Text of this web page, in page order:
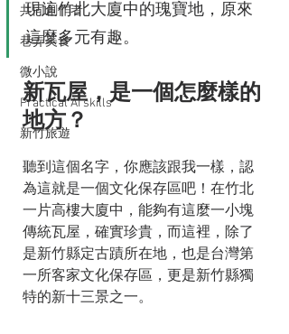
共同創作者
巷弄美食
微小說
Practical AI skills
新竹旅遊
現這竹北大廈中的瑰寶地，原來
這麼多元有趣。
新瓦屋，是一個怎麼樣的
地方？
聽到這個名字，你應該跟我一樣，認
為這就是一個文化保存區吧！在竹北
一片高樓大廈中，能夠有這麼一小塊
傳統瓦屋，確實珍貴，而這裡，除了
是新竹縣定古蹟所在地，也是台灣第
一所客家文化保存區，更是新竹縣獨
特的新十三景之一。